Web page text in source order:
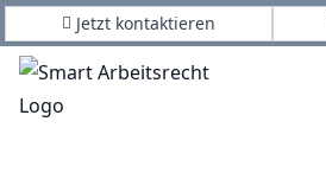
Jetzt kontaktieren